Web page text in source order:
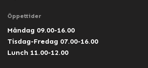
Öppettider
Måndag 09.00-16.00
Tisdag-Fredag 07.00-16.00
Lunch 11.00-12.00